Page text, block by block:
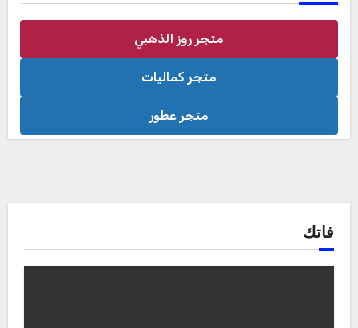
متجر روز الذهبي
متجر كماليات
متجر عطور
فاتك